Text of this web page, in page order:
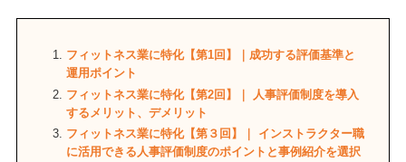
フィットネス業に特化【第1回】｜成功する評価基準と
運用ポイント
フィットネス業に特化【第2回】｜ 人事評価制度を導入
するメリット、デメリット
フィットネス業に特化【第３回】｜ インストラクター職
に活用できる人事評価制度のポイントと事例紹介を選択